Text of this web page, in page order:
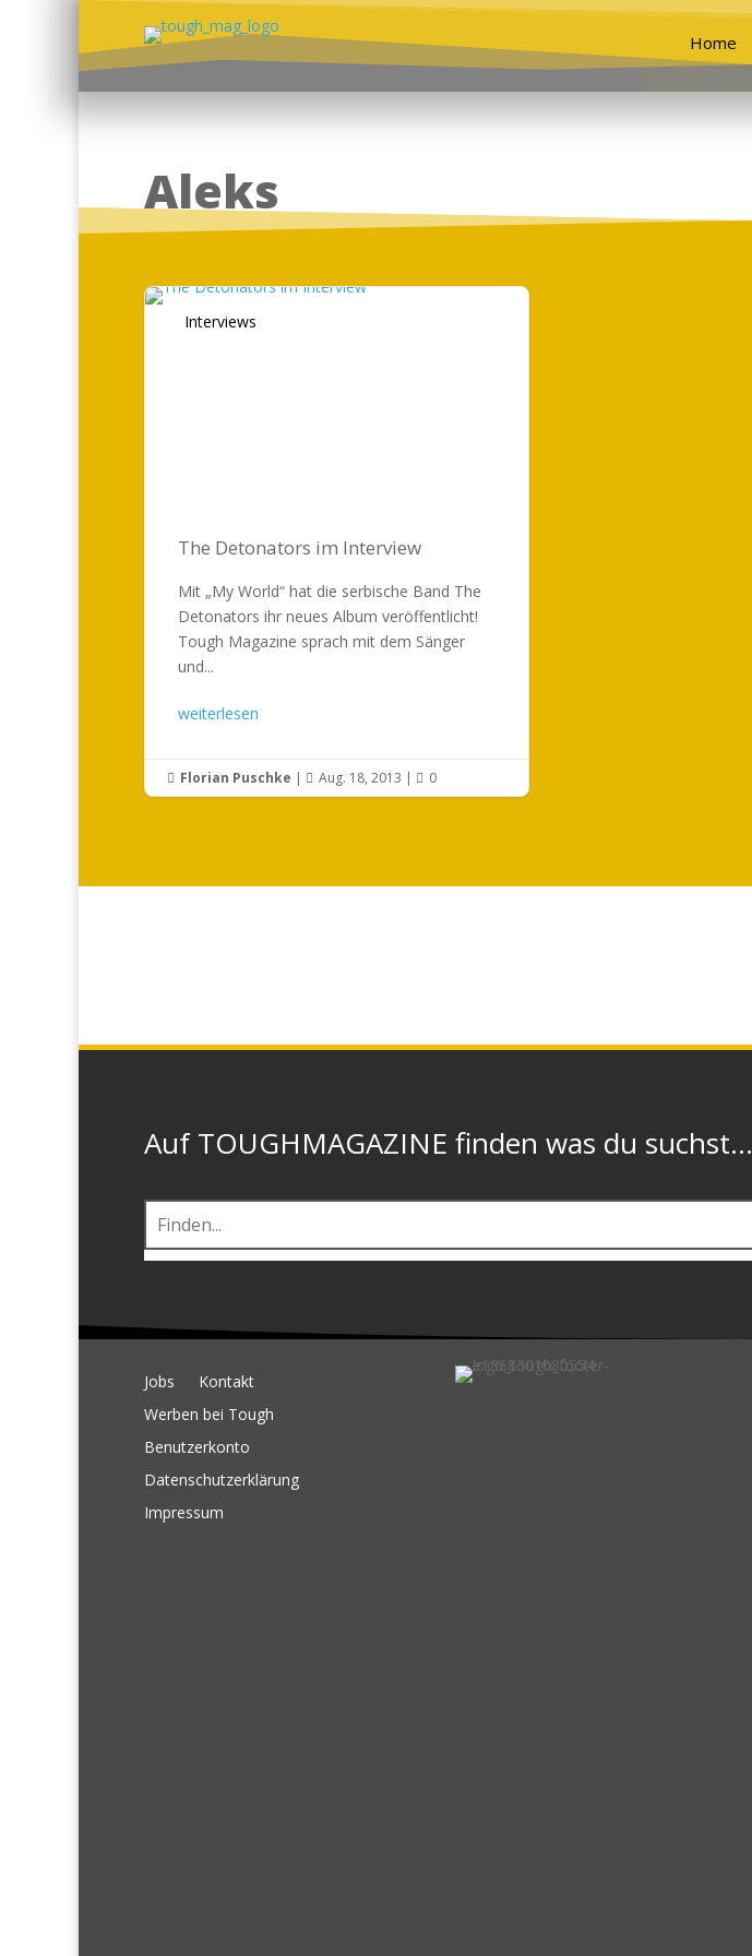
Home
Aleks
Interviews
The Detonators im Interview
Mit „My World“ hat die serbische Band The
Detonators ihr neues Album veröffentlicht!
Tough Magazine sprach mit dem Sänger
und...
weiterlesen
 Florian Puschke |  Aug. 18, 2013 |  0
Auf TOUGHMAGAZINE finden was du suchst...
Jobs
Kontakt
Werben bei Tough
Benutzerkonto
Datenschutzerklärung
Impressum